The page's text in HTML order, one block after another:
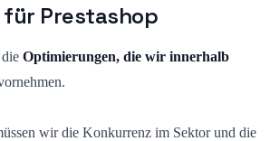
für Prestashop
Optimierungen, die wir innerhalb
wir die Konkurrenz im Sektor und die